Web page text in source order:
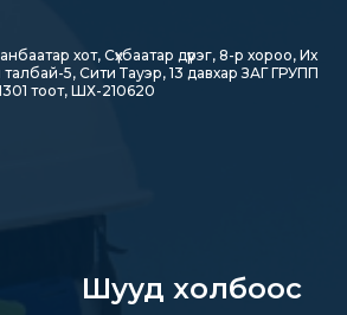
хот, Сүхбаатар дүүрэг, 8-р хороо, Их
5, Сити Тауэр, 13 давхар ЗАГ ГРУПП
тоот, ШХ-210620
Шууд холбоос